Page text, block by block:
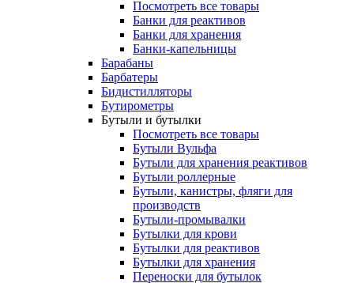
Посмотреть все товары
Банки для реактивов
Банки для хранения
Банки-капельницы
Барабаны
Барбатеры
Бидистилляторы
Бутирометры
Бутыли и бутылки
Посмотреть все товары
Бутыли Вульфа
Бутыли для хранения реактивов
Бутыли роллерные
Бутыли, канистры, фляги для
производств
Бутыли-промывалки
Бутылки для крови
Бутылки для реактивов
Бутылки для хранения
Переноски для бутылок